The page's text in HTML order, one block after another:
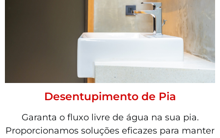
Desentupimento de Pia
Garanta o fluxo livre de água na sua pia.
Proporcionamos soluções eficazes para manter